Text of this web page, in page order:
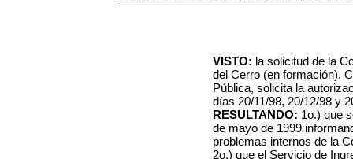
VISTO: la solicitud de la
del Cerro (en formación),
Pública, solicita la
días 20/11/98, 20/12/98 y
RESULTANDO: 1o.) que
de mayo de 1999
problemas internos de la
2o.) que el Servicio de